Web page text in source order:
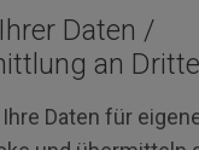
Daten /
an Dritte
Daten für